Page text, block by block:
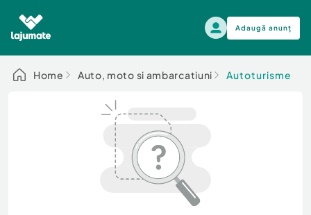
Adaugă anunț
Alege categoria
Auto, moto si ambarcatiuni
Electronice si electrocasnice
Auto, moto si ambarcatiuni
Home Auto, moto si ambarcatiuni Autoturisme